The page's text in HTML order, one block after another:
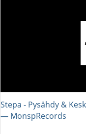
Stepa - Pysähdy &
― MonspRecords